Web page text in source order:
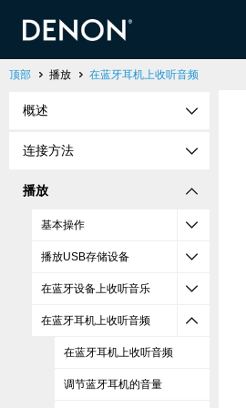
顶部 播放 在蓝牙耳机上收听音频
概述
连接方法
播放
基本操作
播放USB存储设备
在蓝牙设备上收听音乐
在蓝牙耳机上收听音频
在蓝牙耳机上收听音频
调节蓝牙耳机的音量